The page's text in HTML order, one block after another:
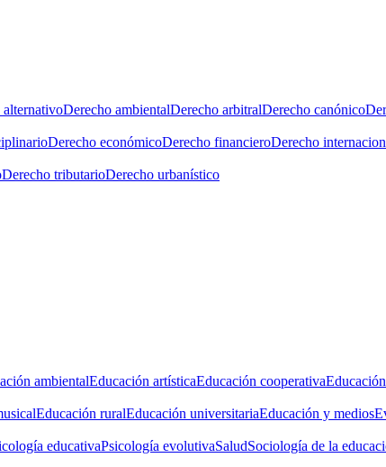
alternativoDerecho ambientalDerecho arbitralDerecho canónico
Derecho económicoDerecho financieroDerecho
Derecho tributarioDerecho urbanístico
ambientalEducación artísticaEducación cooperativa
Educación ruralEducación universitariaEducación y medios
educativaPsicología evolutivaSaludSociología de la